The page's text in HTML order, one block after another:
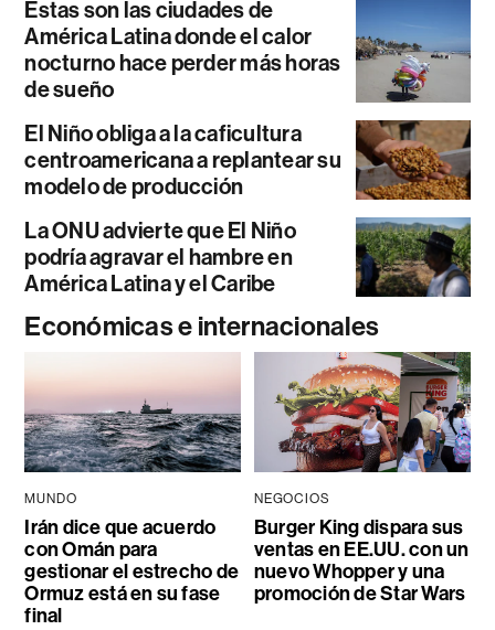
Estas son las ciudades de
América Latina donde el calor
nocturno hace perder más horas
de sueño
El Niño obliga a la caficultura
centroamericana a replantear su
modelo de producción
La ONU advierte que El Niño
podría agravar el hambre en
América Latina y el Caribe
Económicas e internacionales
MUNDO
Irán dice que acuerdo
con Omán para
gestionar el estrecho de
Ormuz está en su fase
final
NEGOCIOS
Burger King dispara sus
ventas en EE.UU. con un
nuevo Whopper y una
promoción de Star Wars